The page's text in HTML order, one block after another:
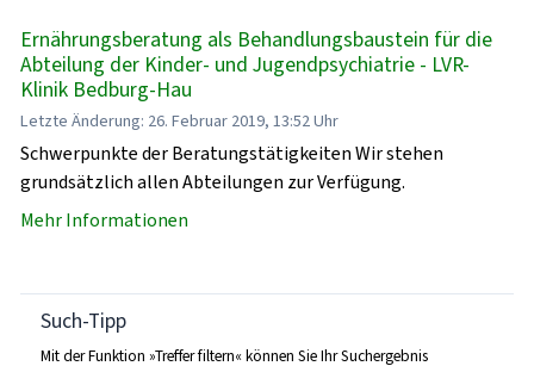
Ernährungsberatung als Behandlungsbaustein für die
Abteilung der Kinder- und Jugendpsychiatrie - LVR-
Klinik Bedburg-Hau
Letzte Änderung: 26. Februar 2019, 13:52 Uhr
Schwerpunkte der Beratungstätigkeiten Wir stehen
grundsätzlich allen Abteilungen zur Verfügung.
Mehr Informationen
Such-Tipp
Mit der Funktion »Treffer filtern« können Sie Ihr Suchergebnis